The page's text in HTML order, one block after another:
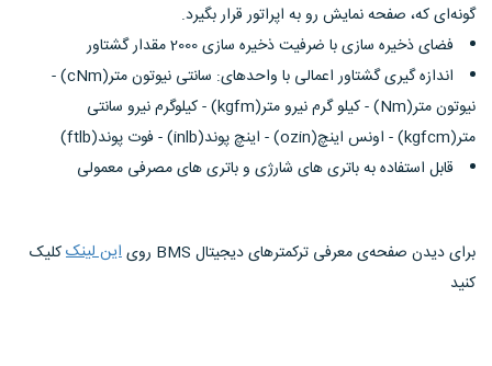
گونه‌ای که، صفحه نمایش رو به اپراتور قرار بگیرد.
فضای ذخیره سازی با ضرفیت ذخیره سازی 2000 مقدار گشتاور
اندازه گیری گشتاور اعمالی با واحدهای: سانتی نیوتون متر(cNm) -
نیوتون متر(Nm) - کیلو گرم نیرو متر(kgfm) - کیلوگرم نیرو سانتی
متر(kgfcm) - اونس اینچ(ozin) - اینچ پوند(inlb) - فوت پوند(ftlb)
قابل استفاده به باتری های شارژی و باتری های مصرفی معمولی
برای دیدن صفحه‌ی معرفی ترکمتر‌های دیجیتال BMS روی این لینککلیک
کنید